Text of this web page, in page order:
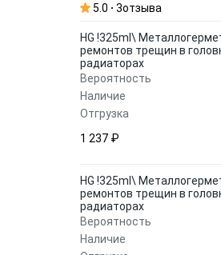
5.0 3отзыва
HG !325ml\
ремонтов трещин в
радиаторах
Вероятность
Наличие
Отгрузка
1 237 ₽
HG !325ml\
ремонтов трещин в
радиаторах
Вероятность
Наличие